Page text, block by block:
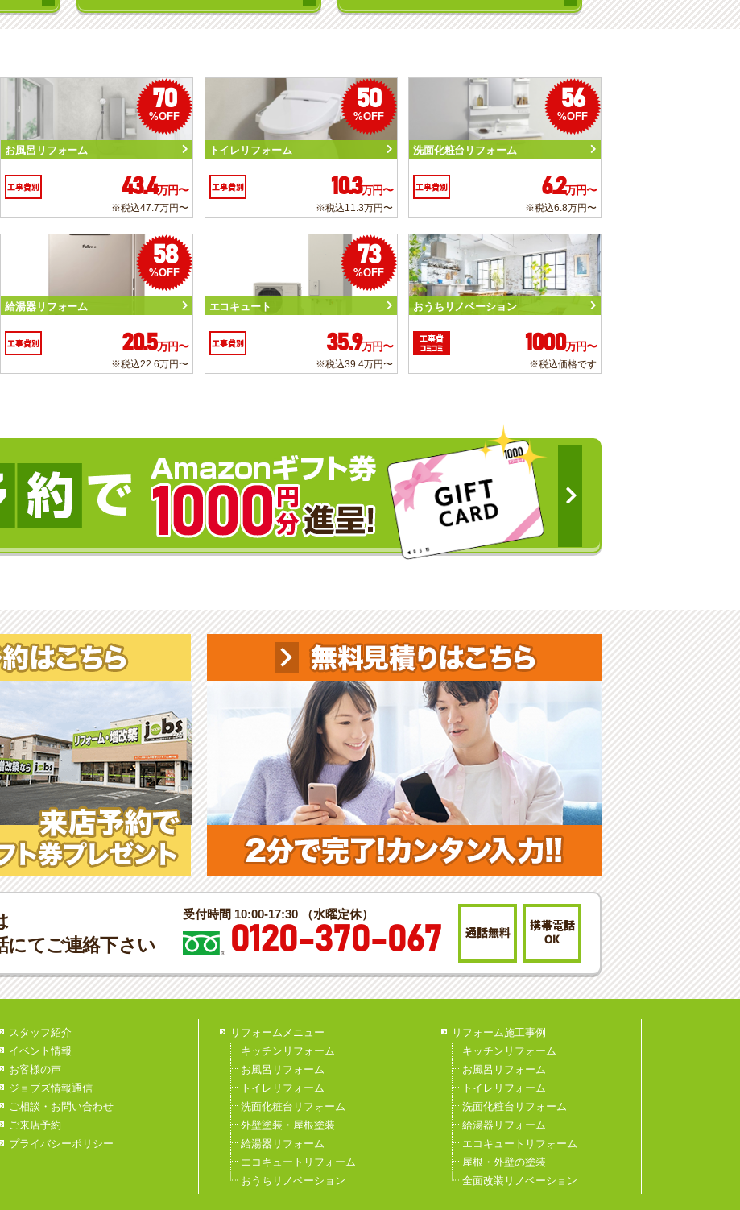
70
%OFF
お風呂リフォーム
工事費別 43.4万円〜
※税込47.7万円〜
50
%OFF
トイレリフォーム
工事費別 10.3万円〜
※税込11.3万円〜
56
%OFF
洗面化粧台リフォーム
工事費別 6.2万円〜
※税込6.8万円〜
58
%OFF
給湯器リフォーム
工事費別 20.5万円〜
※税込22.6万円〜
73
%OFF
エコキュート
工事費別 35.9万円〜
※税込39.4万円〜
おうちリノベーション
工事費
コミコミ
1000万円〜
※税込価格です
にてご連絡下さい
受付時間 10:00-17:30 （水曜定休）
0120-370-067 通話無料
携帯電話
OK
スタッフ紹介
イベント情報
お客様の声
ジョブズ情報通信
ご相談・お問い合わせ
ご来店予約
プライバシーポリシー
リフォームメニュー
キッチンリフォーム
お風呂リフォーム
トイレリフォーム
洗面化粧台リフォーム
外壁塗装・屋根塗装
給湯器リフォーム
エコキュートリフォーム
おうちリノベーション
リフォーム施工事例
キッチンリフォーム
お風呂リフォーム
トイレリフォーム
洗面化粧台リフォーム
給湯器リフォーム
エコキュートリフォーム
屋根・外壁の塗装
全面改装リノベーション